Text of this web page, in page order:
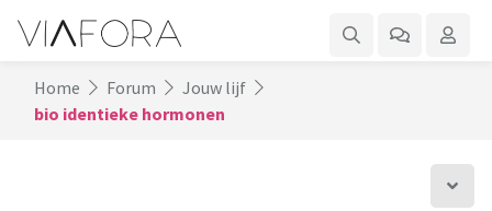
Home Forum
Jouw lijf
bio identieke hormonen